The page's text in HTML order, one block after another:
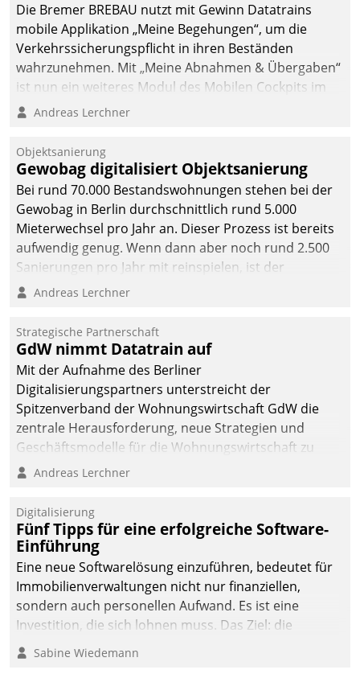
Die Bremer BREBAU nutzt mit Gewinn Datatrains
mobile Applikation „Meine Begehungen“, um die
Verkehrssicherungspflicht in ihren Beständen
wahrzunehmen. Mit „Meine Abnahmen & Übergaben“
ist nun ein weiteres Modul des Mobilen Cockpits im
Einsatz.
Andreas Lerchner
Objektsanierung
Gewobag digitalisiert Objektsanierung
Bei rund 70.000 Bestandswohnungen stehen bei der
Gewobag in Berlin durchschnittlich rund 5.000
Mieterwechsel pro Jahr an. Dieser Prozess ist bereits
aufwendig genug. Wenn dann aber noch rund 2.500
Sanierungen pro Jahr mit reinspielen, ist der
Betreuungs- und Organisationsaufwand immens. Im
kommunale Wohnungsbauunternehmen daher
gemeinsam mit der Berliner Datatrain GmbH den
Teilprozess der Objektsanierung digitalisiert.
Andreas Lerchner
Strategische Partnerschaft
GdW nimmt Datatrain auf
Mit der Aufnahme des Berliner
Digitalisierungspartners unterstreicht der
Spitzenverband der Wohnungswirtschaft GdW die
zentrale Herausforderung, neue Strategien und
Geschäftsmodelle für die Wohnungswirtschaft zu
entwickeln.
Andreas Lerchner
Digitalisierung
Fünf Tipps für eine erfolgreiche Software-
Einführung
Eine neue Softwarelösung einzuführen, bedeutet für
Immobilienverwaltungen nicht nur finanziellen,
sondern auch personellen Aufwand. Es ist eine
Investition, die sich lohnen muss. Das Ziel: die
nachhaltige Optimierung der Geschäftsabläufe. Damit
dieses Ziel erreicht wird, sollten einige Grundregeln
Sabine Wiedemann